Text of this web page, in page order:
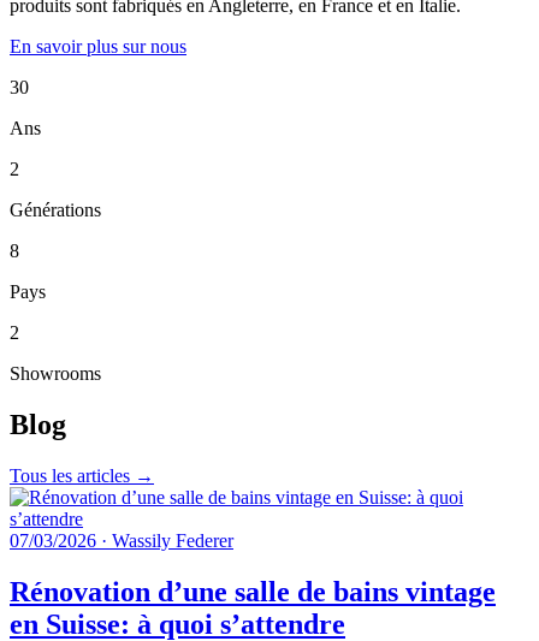
produits sont fabriqués en Angleterre, en France et en Italie.
En savoir plus sur nous
30
Ans
2
Générations
8
Pays
2
Showrooms
Blog
Tous les articles →
07/03/2026 · Wassily Federer
Rénovation d’une salle de bains vintage
en Suisse: à quoi s’attendre